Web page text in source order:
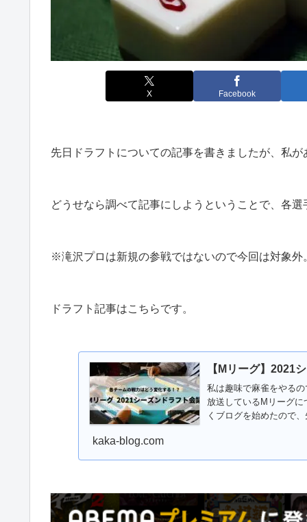
X Facebook
先日ドラフトについての記事を書きましたが、私
どうせなら調べて記事にしようということで、各
※滝沢プロは新規の参戦ではないので今回は対象外
ドラフト記事はこちらです。
【Mリーグ】2021
私は趣味で麻雀をやる
放送しているMリーグ
くブログを始めたので
kaka-blog.com